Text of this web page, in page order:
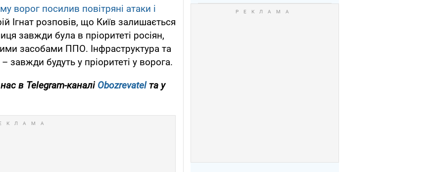
ворог посилив повітряні атаки і
Ігнат розповів, що Київ залишається
завжди була в пріоритеті росіян,
засобами ППО. Інфраструктура та
завжди будуть у пріоритеті у ворога.
в Telegram-каналі Obozrevatel та у